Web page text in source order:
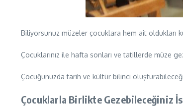
Biliyorsunuz müzeler çocuklara hem ait oldukları
Çocuklarınız ile hafta sonları ve tatillerde müze
Çocuğunuzda tarih ve kültür bilinci
Çocuklarla Birlikte Gezebileceğiniz